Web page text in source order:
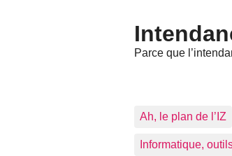
Parce que
Ah, le plan de l’IZ
Informatique,